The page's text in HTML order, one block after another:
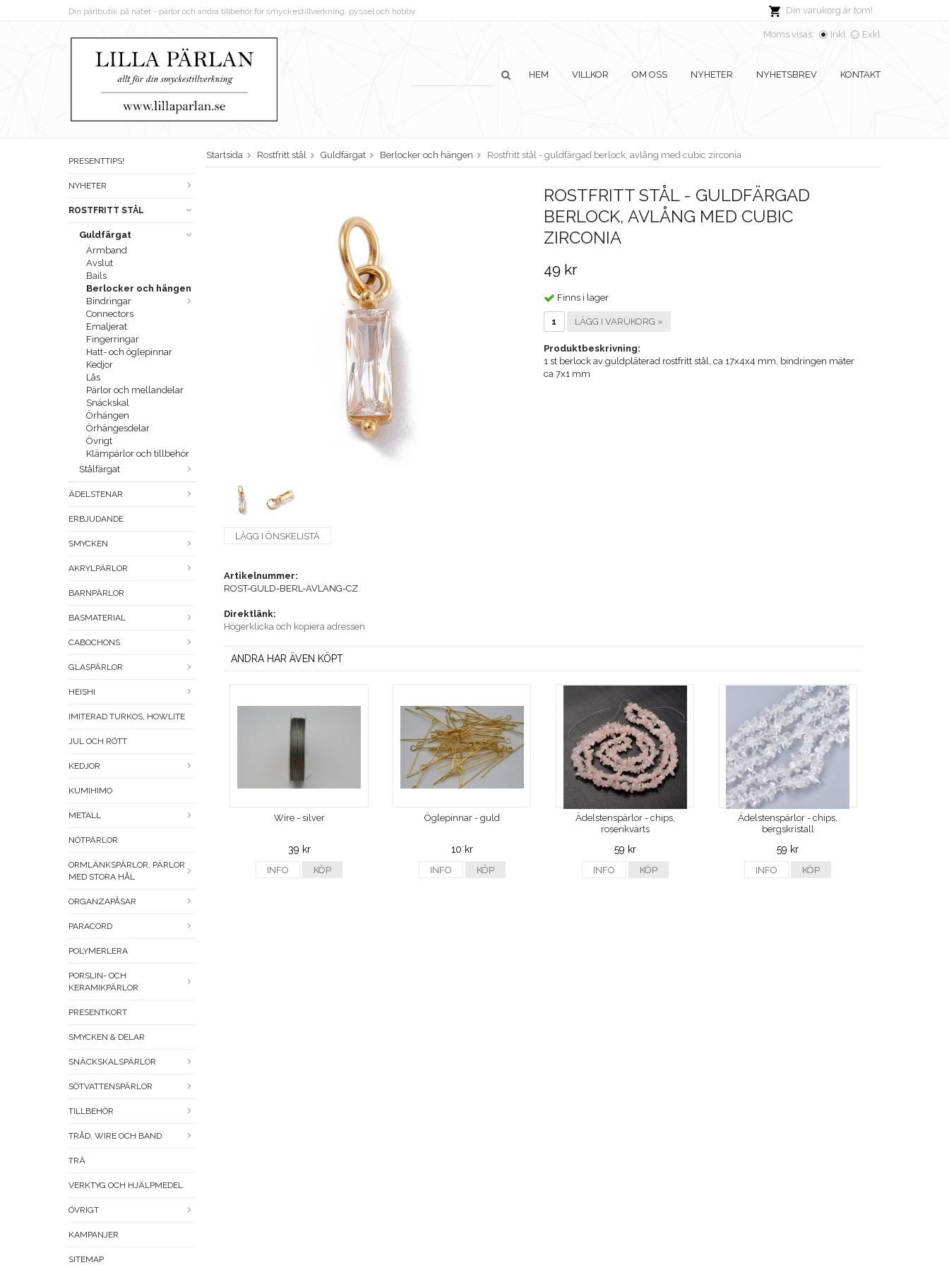
Din varukorg är tom!
Din pärlbutik på nätet - pärlor och andra tillbehör för smyckestillverkning, pyssel och hobby
Moms visas: Inkl Exkl
HEM VILLKOR OM OSS NYHETER NYHETSBREV KONTAKT
PRESENTTIPS!
NYHETER
ROSTFRITT STÅL
Guldfärgat
Armband
Avslut
Bails
Berlocker och hängen
Bindringar
Connectors
Emaljerat
Fingerringar
Hatt- och öglepinnar
Kedjor
Lås
Pärlor och mellandelar
Snäckskal
Örhängen
Örhängesdelar
Övrigt
Klämpärlor och tillbehör
Stålfärgat
ÄDELSTENAR
ERBJUDANDE
SMYCKEN
AKRYLPÄRLOR
BARNPÄRLOR
BASMATERIAL
CABOCHONS
GLASPÄRLOR
HEISHI
IMITERAD TURKOS, HOWLITE
JUL OCH RÖTT
KEDJOR
KUMIHIMO
METALL
NÖTPÄRLOR
ORMLÄNKSPÄRLOR, PÄRLOR
MED STORA HÅL
ORGANZAPÅSAR
PARACORD
POLYMERLERA
PORSLIN- OCH
KERAMIKPÄRLOR
PRESENTKORT
SMYCKEN & DELAR
SNÄCKSKALSPÄRLOR
SÖTVATTENSPÄRLOR
TILLBEHÖR
TRÅD, WIRE OCH BAND
TRÄ
VERKTYG OCH HJÄLPMEDEL
ÖVRIGT
KAMPANJER
SITEMAP
Startsida Rostfritt stål Guldfärgat Berlocker och hängen Rostfritt stål - guldfärgad berlock, avlång med cubic zirconia
ROSTFRITT STÅL - GULDFÄRGAD
BERLOCK, AVLÅNG MED CUBIC
ZIRCONIA
49 kr
Finns i lager
LÄGG I VARUKORG »
Produktbeskrivning:
1 st berlock av guldpläterad rostfritt stål, ca 17x4x4 mm, bindringen mäter
ca 7x1 mm
LÄGG I ÖNSKELISTA
Artikelnummer:
ROST-GULD-BERL-AVLANG-CZ
Direktlänk:
Högerklicka och kopiera adressen
ANDRA HAR ÄVEN KÖPT
Wire - silver
39 kr
INFO KÖP
Öglepinnar - guld
10 kr
INFO KÖP
Ädelstenspärlor - chips,
rosenkvarts
59 kr
INFO KÖP
Ädelstenspärlor - chips,
bergskristall
59 kr
INFO KÖP